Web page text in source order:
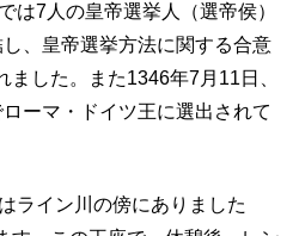
は7人の皇帝選挙人（選帝侯）
、皇帝選挙方法に関する合意
ました。また1346年7月11日、
ーマ・ドイツ王に選出されて
ライン川の傍にありました